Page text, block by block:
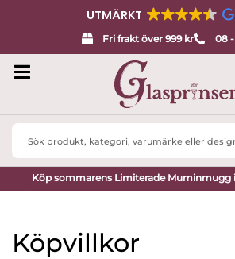
UTMÄRKT
Fri frakt över 999 kr 08 -
Search
Köp sommarens Limiterade Muminmugg
Köpvillkor